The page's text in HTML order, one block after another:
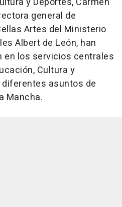
general de
Artes del Ministerio
Albert de León, han
en los servicios centrales
Cultura y
asuntos de
Mancha.